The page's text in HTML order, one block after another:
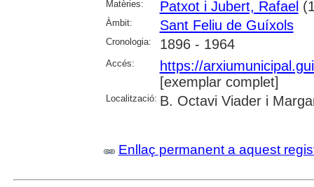
Matèries: Patxot i Jubert, Rafael
Àmbit: Sant Feliu de Guíxols
Cronologia: 1896 - 1964
Accés:
https://
[exemplar complet]
Localització: B. Octavi Viader i
Enllaç permanent a aquest